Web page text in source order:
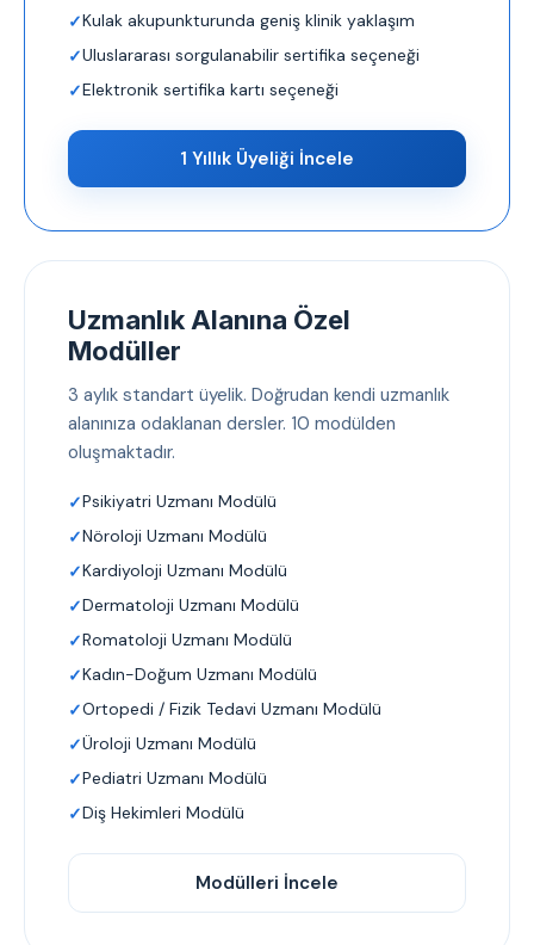
Kulak akupunkturunda geniş klinik yaklaşım
Uluslararası sorgulanabilir sertifika seçeneği
Elektronik sertifika kartı seçeneği
1 Yıllık Üyeliği İncele
Uzmanlık Alanına Özel
Modüller
3 aylık standart üyelik. Doğrudan kendi uzmanlık
alanınıza odaklanan dersler. 10 modülden
oluşmaktadır.
Psikiyatri Uzmanı Modülü
Nöroloji Uzmanı Modülü
Kardiyoloji Uzmanı Modülü
Dermatoloji Uzmanı Modülü
Romatoloji Uzmanı Modülü
Kadın-Doğum Uzmanı Modülü
Ortopedi / Fizik Tedavi Uzmanı Modülü
Üroloji Uzmanı Modülü
Pediatri Uzmanı Modülü
Diş Hekimleri Modülü
Modülleri İncele